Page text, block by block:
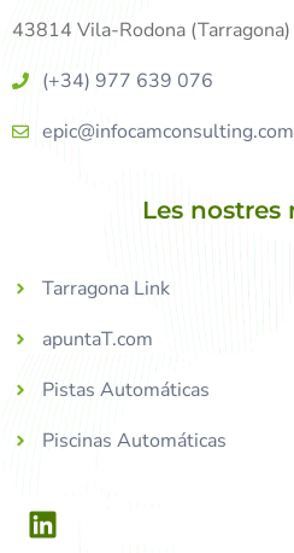
43814 Vila-Rodona (Tarragona)
(+34) 977 639 076
epic@infocamconsulting.com
Les nostres
Tarragona Link
apuntaT.com
Pistas Automáticas
Piscinas Automáticas